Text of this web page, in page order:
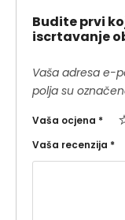
Budite prvi
iscrtavanje
Vaša adresa e-
polja su
Vaša ocjena *
Vaša recenzija *